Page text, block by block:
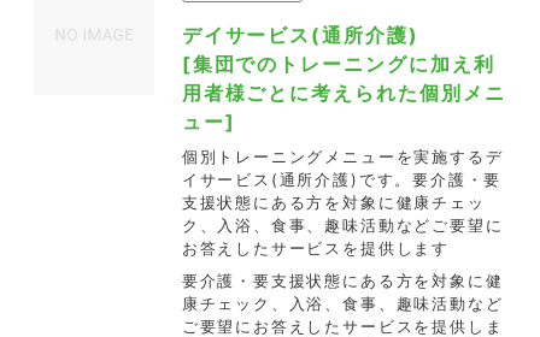
デイサービス(通所介護)
[集団でのトレーニングに加え利
用者様ごとに考えられた個別メニ
ュー]
個別トレーニングメニューを実施するデ
イサービス(通所介護)です。要介護・要
支援状態にある方を対象に健康チェッ
ク、入浴、食事、趣味活動などご要望に
お答えしたサービスを提供します
要介護・要支援状態にある方を対象に健
康チェック、入浴、食事、趣味活動など
ご要望にお答えしたサービスを提供しま